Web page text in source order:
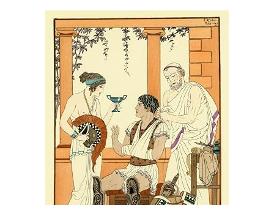
Art & Collectibles
Start Selling
CLOSE